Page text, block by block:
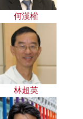
何漢權
林超英